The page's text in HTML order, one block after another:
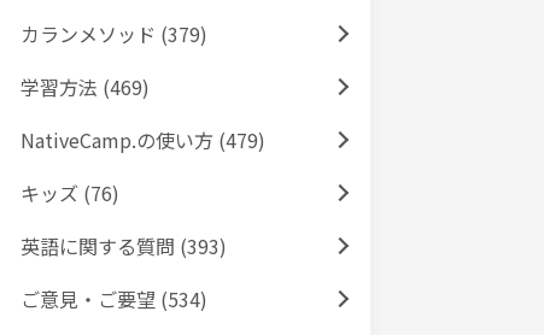
カランメソッド (379)
学習方法 (469)
NativeCamp.の使い方 (479)
キッズ (76)
英語に関する質問 (393)
ご意見・ご要望 (534)